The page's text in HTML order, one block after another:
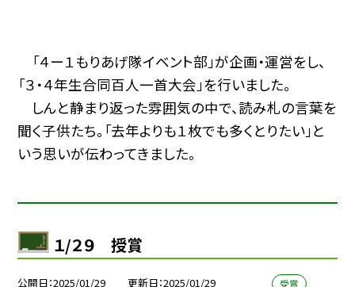
「４ー１もりあげ隊イベント部」が企画・運営をし、
「３・４年生合同百人一首大会」を行いました。
しんと静まり返った雰囲気の中で、読み札の言葉を
聞く子供たち。「去年よりも１枚でも多くとりたい」と
いう思いが伝わってきました。
１/２９ 授賞
公開日 2025/01/29 更新日 2025/01/29 受賞